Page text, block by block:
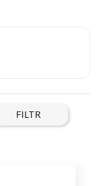
FILTR